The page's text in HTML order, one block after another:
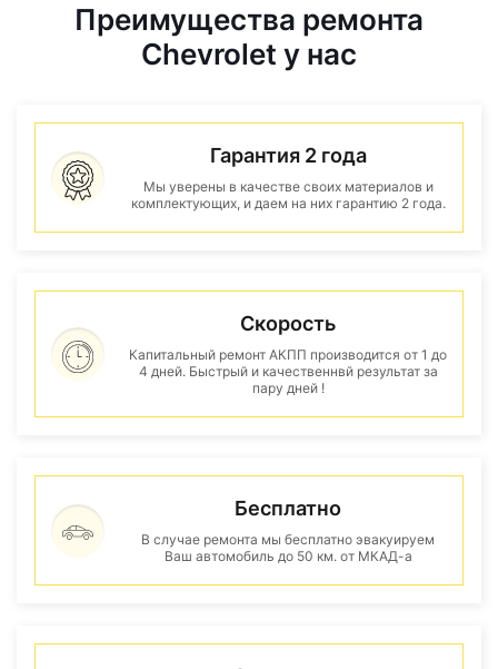
Преимущества ремонта
Chevrolet у нас
Гарантия 2 года
Мы уверены в качестве своих материалов и
комплектующих, и даем на них гарантию 2 года.
Скорость
Капитальный ремонт АКПП производится от 1 до
4 дней. Быстрый и качественнвй результат за
пару дней !
Бесплатно
В случае ремонта мы бесплатно эвакуируем
Ваш автомобиль до 50 км. от МКАД-а